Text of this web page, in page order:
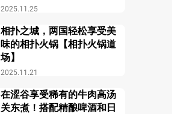
2025.11.25
2025.11.21
相扑之城，两国轻松享受美
味的相扑火锅【相扑火锅道
场】
在涩谷享受稀有的牛肉高汤
关东煮！搭配精酿啤酒和日